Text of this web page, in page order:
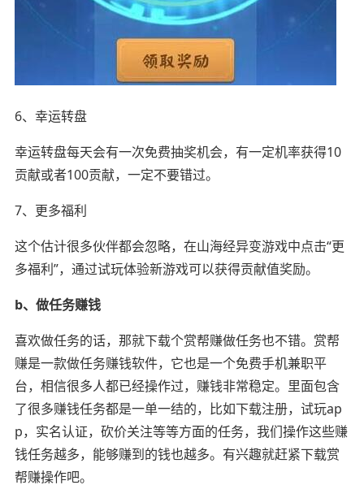
6、幸运转盘
幸运转盘每天会有一次免费抽奖机会，有一定机率获得10
贡献或者100贡献，一定不要错过。
7、更多福利
这个估计很多伙伴都会忽略，在山海经异变游戏中点击“更
多福利”，通过试玩体验新游戏可以获得贡献值奖励。
b、做任务赚钱
喜欢做任务的话，那就下载个赏帮赚做任务也不错。赏帮
赚是一款做任务赚钱软件，它也是一个免费手机兼职平
台，相信很多人都已经操作过，赚钱非常稳定。里面包含
了很多赚钱任务都是一单一结的，比如下载注册，试玩ap
p，实名认证，砍价关注等等方面的任务，我们操作这些赚
钱任务越多，能够赚到的钱也越多。有兴趣就赶紧下载赏
帮赚操作吧。